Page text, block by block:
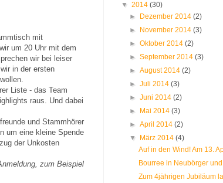
mit
um 20 Uhr mit dem
wir bei leiser
in der ersten
Liste - das Team
raus. Und dabei
und Stammhörer
um eine kleine Spende
der Unkosten
zum Beispiel
▼ 2014 (30)
►
Dezember 2014(2)
►
November 2014(3)
►Oktober 2014(2)
►September 2014(3)
►August 2014(2)
►Juli 2014(3)
►Juni 2014(2)
►
Mai 2014(3)
►April 2014(2)
▼
März 2014(4)
Auf in den Wind! Am 13.
Bourree in Neubörger
Zum 4jährigen Jubiläum